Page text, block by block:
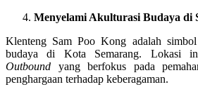
Menyelami Akulturasi Budaya di
Klenteng Sam Poo Kong adalah
budaya di Kota Semarang. Lokasi
Outbound yang berfokus pada
penghargaan terhadap keberagaman.